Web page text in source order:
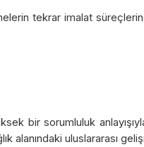
tekrar imalat
bir sorumluluk
alanındaki uluslararası